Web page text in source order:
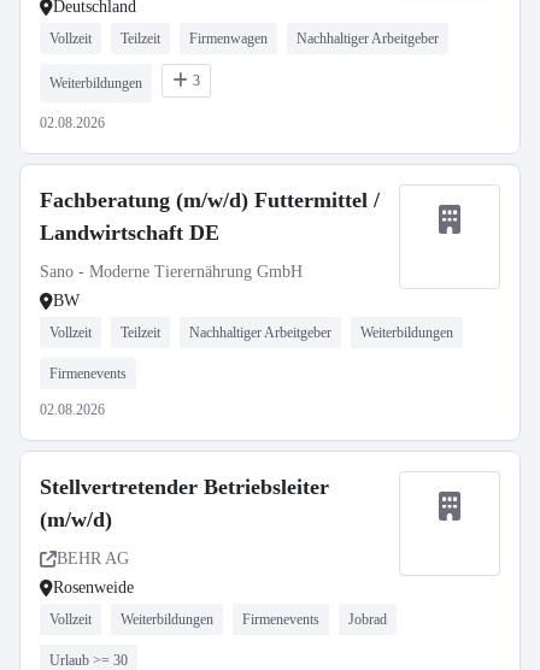
Deutschland
Vollzeit Teilzeit Firmenwagen Nachhaltiger Arbeitgeber
Weiterbildungen 3
02.08.2026
Fachberatung (m/w/d) Futtermittel /
Landwirtschaft DE
Sano - Moderne Tierernährung GmbH
BW
Vollzeit Teilzeit Nachhaltiger Arbeitgeber Weiterbildungen
Firmenevents
02.08.2026
Stellvertretender Betriebsleiter
(m/w/d)
BEHR AG
Rosenweide
Vollzeit Weiterbildungen Firmenevents Jobrad
Urlaub >= 30